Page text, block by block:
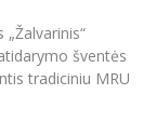
šventės
tradiciniu MRU